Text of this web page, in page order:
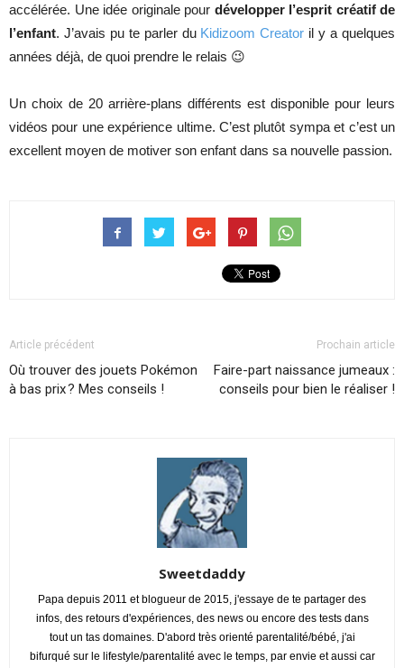
accélérée. Une idée originale pour développer l’esprit créatif de
l’enfant. J’avais pu te parler du Kidizoom Creator il y a quelques
années déjà, de quoi prendre le relais 😉
Un choix de 20 arrière-plans différents est disponible pour leurs
vidéos pour une expérience ultime. C’est plutôt sympa et c’est un
excellent moyen de motiver son enfant dans sa nouvelle passion.
Article précédent
Où trouver des jouets Pokémon
à bas prix ? Mes conseils !
Prochain article
Faire-part naissance jumeaux :
conseils pour bien le réaliser !
Sweetdaddy
Papa depuis 2011 et blogueur de 2015, j'essaye de te partager des
infos, des retours d'expériences, des news ou encore des tests dans
tout un tas domaines. D'abord très orienté parentalité/bébé, j'ai
bifurqué sur le lifestyle/parentalité avec le temps, par envie et aussi car